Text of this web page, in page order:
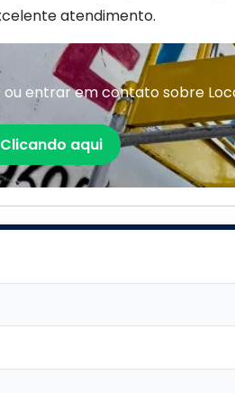
atendimento.
entrar em contato sobre
Clicando aqui